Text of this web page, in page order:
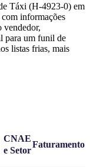
Táxi (H-4923-0) em
informações
vendedor,
para um funil de
listas frias, mais
CNAE
e Setor
Faturamento